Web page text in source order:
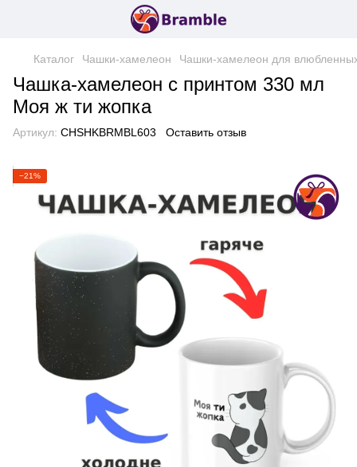
Каталог Чашки-хамелеон Чашки-хамелеон для
Чашка-хамелеон с принтом 330 мл
Моя ж ти жопка
Артикул: CHSHKBRMBL603 Оставить отзыв
−21%